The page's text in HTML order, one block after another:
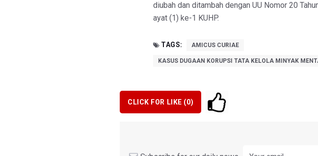
diubah dan ditambah dengan UU Nomor 20
ayat (1) ke-1 KUHP.
TAGS: AMICUS CURIAE
KASUS DUGAAN KORUPSI TATA KELOLA MINYAK
CLICK FOR LIKE (0)